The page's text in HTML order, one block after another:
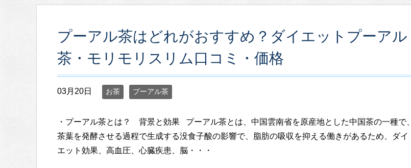
プーアル茶はどれがおすすめ？ダイエットプーアル
茶・モリモリスリム口コミ・価格
03月20日 お茶 プーアル茶
・プーアル茶とは？ 背景と効果 プーアル茶とは、中国雲南省を原産地とした中国茶の一種で、
茶葉を発酵させる過程で生成する没食子酸の影響で、脂肪の吸収を抑える働きがあるため、ダイ
エット効果、高血圧、心臓疾患、脳・・・